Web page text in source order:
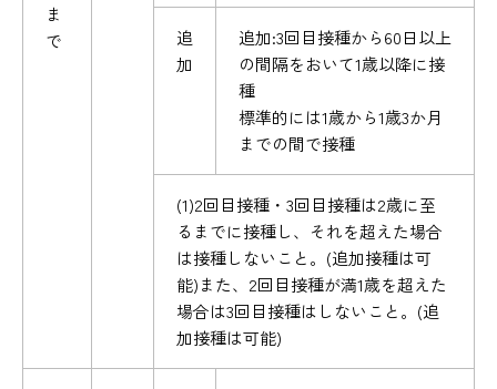
ま
で
追
加
追加:3回目接種から60日以上
の間隔をおいて1歳以降に接
種
標準的には1歳から1歳3か月
までの間で接種
(1)2回目接種・3回目接種は2歳に至
るまでに接種し、それを超えた場合
は接種しないこと。(追加接種は可
能)また、2回目接種が満1歳を超えた
場合は3回目接種はしないこと。(追
加接種は可能)